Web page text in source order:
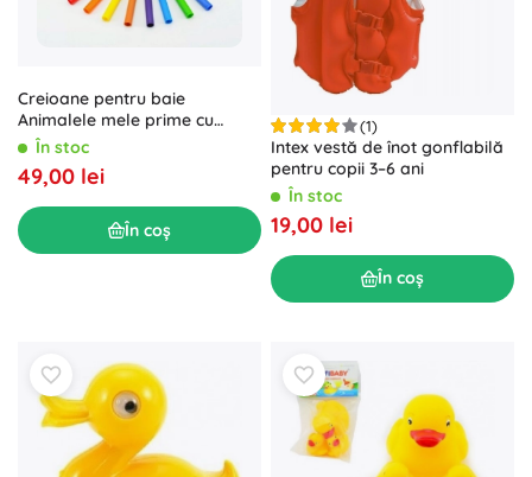
Creioane pentru baie
Animalele mele prime cu
burete
În stoc
49,00 lei
În coș
(1)
Intex vestă de înot gonflabilă
pentru copii 3–6 ani
În stoc
19,00 lei
În coș